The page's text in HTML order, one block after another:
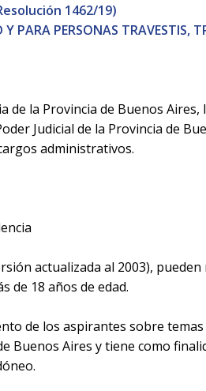
1462/19)
PARA PERSONAS TRAVESTIS,
de la Provincia de Buenos
Judicial de la Provincia de
administrativos.
actualizada al 2003),
de 18 años de edad.
de los aspirantes sobre
Buenos Aires y tiene como